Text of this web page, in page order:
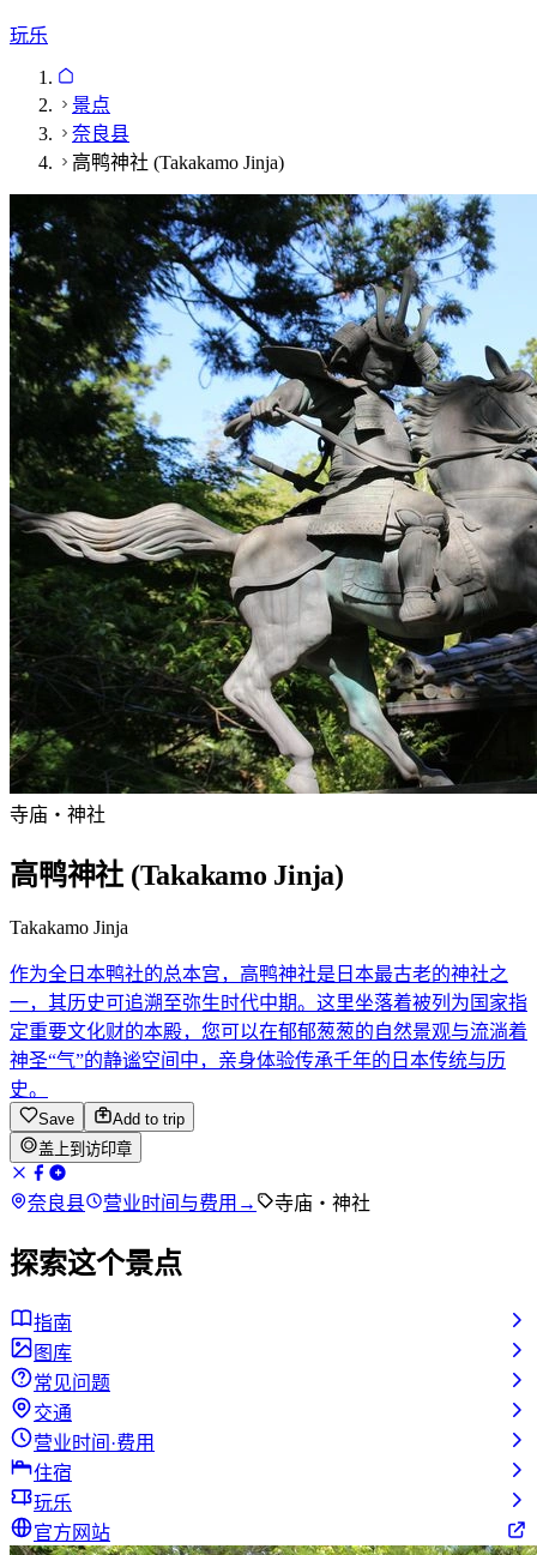
玩乐
景点
奈良县
高鸭神社 (Takakamo Jinja)
寺庙・神社
高鸭神社 (Takakamo Jinja)
Takakamo Jinja
作为全日本鸭社的总本宫，高鸭神社是日本最古老的神社之
一，其历史可追溯至弥生时代中期。这里坐落着被列为国家指
定重要文化财的本殿，您可以在郁郁葱葱的自然景观与流淌着
神圣“气”的静谧空间中，亲身体验传承千年的日本传统与历
史。
Save
Add to trip
盖上到访印章
奈良县 营业时间与费用 → 寺庙・神社
探索这个景点
指南
图库
常见问题
交通
营业时间·费用
住宿
玩乐
官方网站